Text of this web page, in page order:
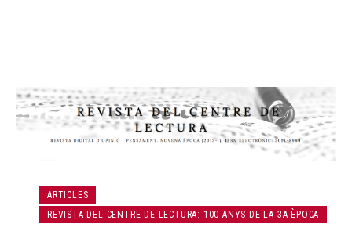
ARTICLES
REVISTA DEL CENTRE DE LECTURA: 100 ANYS DE LA 3A ÈPOCA